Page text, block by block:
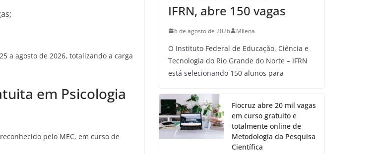
a agosto de 2026, totalizando a carga
em Psicologia
pelo MEC, em curso de
IFRN, abre 150 vagas
6 de agosto de 2026 Milena
O Instituto Federal de Educação, Ciência e
Tecnologia do Rio Grande do Norte – IFRN
está selecionando 150 alunos para
Fiocruz abre 20 mil vagas
em curso gratuito e
totalmente online de
Metodologia da Pesquisa
Científica